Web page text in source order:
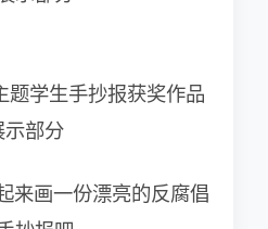
题学生手抄报获奖作品
示部分